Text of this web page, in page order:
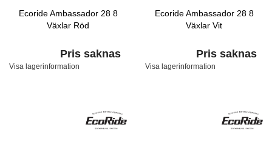
Ecoride Ambassador 28 8
Växlar Röd
Pris saknas
Visa lagerinformation
Ecoride Ambassador 28 8
Växlar Vit
Pris saknas
Visa lagerinformation